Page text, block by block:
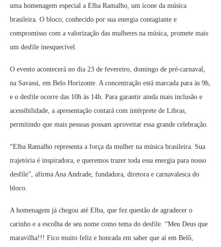
uma homenagem especial a Elba Ramalho, um ícone da música
brasileira. O bloco, conhecido por sua energia contagiante e
compromisso com a valorização das mulheres na música, promete mais
um desfile inesquecível.
O evento acontecerá no dia 23 de fevereiro, domingo de pré-carnaval,
na Savassi, em Belo Horizonte. A concentração está marcada para às 9h,
e o desfile ocorre das 10h às 14h. Para garantir ainda mais inclusão e
acessibilidade, a apresentação contará com intérprete de Libras,
permitindo que mais pessoas possam aproveitar essa grande celebração.
“Elba Ramalho representa a força da mulher na música brasileira. Sua
trajetória é inspiradora, e queremos trazer toda essa energia para nosso
desfile”, afirma Ana Andrade, fundadora, diretora e carnavalesca do
bloco.
A homenagem já chegou até Elba, que fez questão de agradecer o
carinho e a escolha de seu nome como tema do desfile. “Meu Deus que
maravilha!!! Fico muito feliz e honrada em saber que aí em Belô,